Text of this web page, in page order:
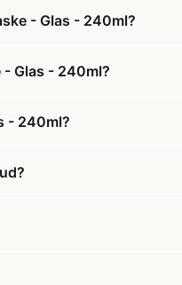
- Glas - 240ml?
Glas - 240ml?
- 240ml?